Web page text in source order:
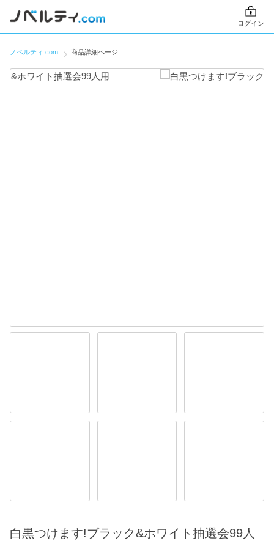
ログイン
ノベルティ.com 商品詳細ページ
白黒つけます!ブラック&ホワイト抽選会99人